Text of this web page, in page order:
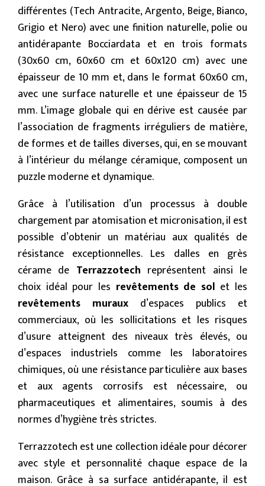
différentes (Tech Antracite, Argento, Beige, Bianco,
Grigio et Nero) avec une finition naturelle, polie ou
antidérapante Bocciardata et en trois formats
(30x60 cm, 60x60 cm et 60x120 cm) avec une
épaisseur de 10 mm et, dans le format 60x60 cm,
avec une surface naturelle et une épaisseur de 15
mm. L’image globale qui en dérive est causée par
l’association de fragments irréguliers de matière,
de formes et de tailles diverses, qui, en se mouvant
à l’intérieur du mélange céramique, composent un
puzzle moderne et dynamique.
Grâce à l’utilisation d’un processus à double
chargement par atomisation et micronisation, il est
possible d’obtenir un matériau aux qualités de
résistance exceptionnelles. Les dalles en grès
cérame de Terrazzotech représentent ainsi le
choix idéal pour les revêtements de sol et les
revêtements muraux d’espaces publics et
commerciaux, où les sollicitations et les risques
d’usure atteignent des niveaux très élevés, ou
d’espaces industriels comme les laboratoires
chimiques, où une résistance particulière aux bases
et aux agents corrosifs est nécessaire, ou
pharmaceutiques et alimentaires, soumis à des
normes d’hygiène très strictes.
Terrazzotech est une collection idéale pour décorer
avec style et personnalité chaque espace de la
maison. Grâce à sa surface antidérapante, il est